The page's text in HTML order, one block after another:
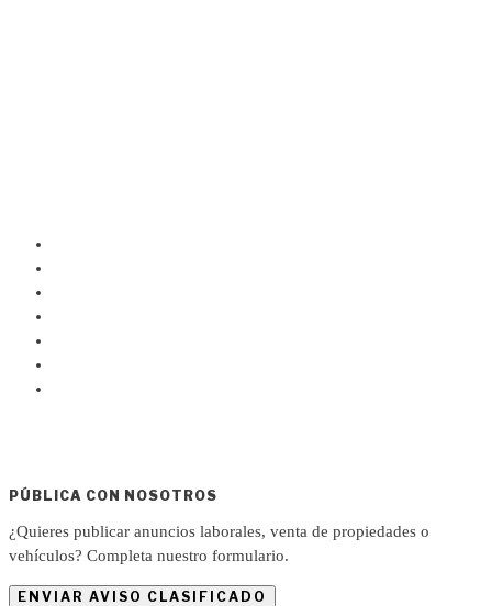
PÚBLICA CON NOSOTROS
¿Quieres publicar anuncios laborales, venta de propiedades o
vehículos? Completa nuestro formulario.
ENVIAR AVISO CLASIFICADO